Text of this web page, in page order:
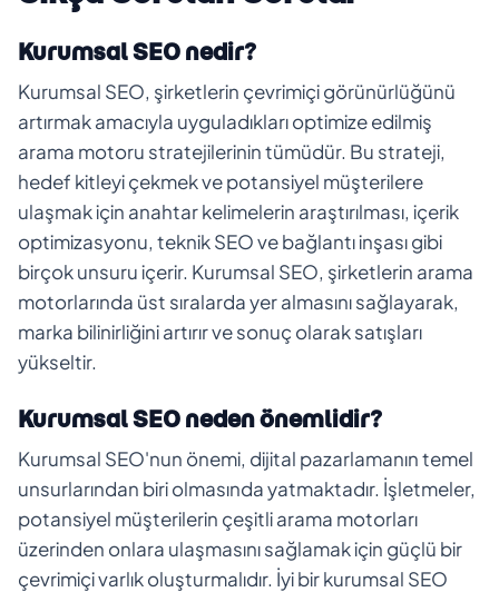
Kurumsal SEO nedir?
Kurumsal SEO, şirketlerin çevrimiçi görünürlüğünü
artırmak amacıyla uyguladıkları optimize edilmiş
arama motoru stratejilerinin tümüdür. Bu strateji,
hedef kitleyi çekmek ve potansiyel müşterilere
ulaşmak için anahtar kelimelerin araştırılması, içerik
optimizasyonu, teknik SEO ve bağlantı inşası gibi
birçok unsuru içerir. Kurumsal SEO, şirketlerin arama
motorlarında üst sıralarda yer almasını sağlayarak,
marka bilinirliğini artırır ve sonuç olarak satışları
yükseltir.
Kurumsal SEO neden önemlidir?
Kurumsal SEO'nun önemi, dijital pazarlamanın temel
unsurlarından biri olmasında yatmaktadır. İşletmeler,
potansiyel müşterilerin çeşitli arama motorları
üzerinden onlara ulaşmasını sağlamak için güçlü bir
çevrimiçi varlık oluşturmalıdır. İyi bir kurumsal SEO